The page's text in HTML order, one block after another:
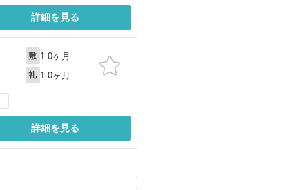
詳細を見る
敷 1.0ヶ月
礼 1.0ヶ月
詳細を見る